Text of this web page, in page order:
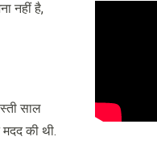
नहीं है,
साल
की थी.